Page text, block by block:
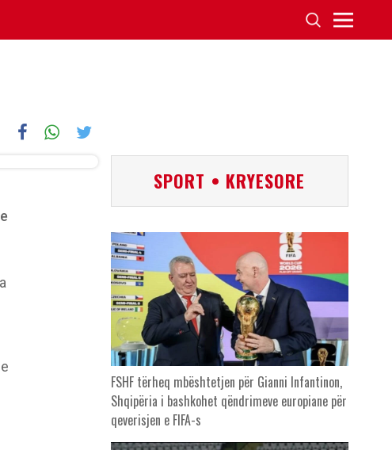
SPORT • KRYESORE
FSHF tërheq mbështetjen për Gianni Infantinon,
Shqipëria i bashkohet qëndrimeve europiane për
qeverisjen e FIFA-s